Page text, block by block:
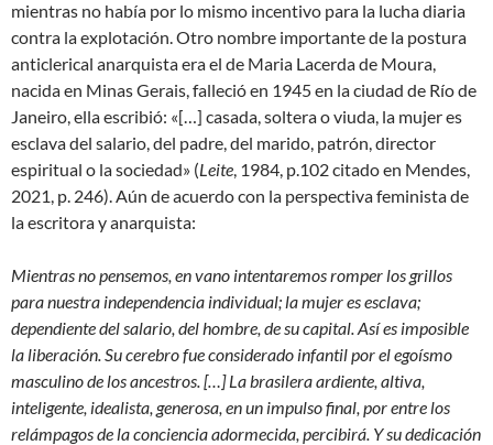
mientras no había por lo mismo incentivo para la lucha diaria
contra la explotación. Otro nombre importante de la postura
anticlerical anarquista era el de Maria Lacerda de Moura,
nacida en Minas Gerais, falleció en 1945 en la ciudad de Río de
Janeiro, ella escribió: «[…] casada, soltera o viuda, la mujer es
esclava del salario, del padre, del marido, patrón, director
espiritual o la sociedad» (Leite, 1984, p.102 citado en Mendes,
2021, p. 246). Aún de acuerdo con la perspectiva feminista de
la escritora y anarquista:
Mientras no pensemos, en vano intentaremos romper los grillos
para nuestra independencia individual; la mujer es esclava;
dependiente del salario, del hombre, de su capital. Así es imposible
la liberación. Su cerebro fue considerado infantil por el egoísmo
masculino de los ancestros. […] La brasilera ardiente, altiva,
inteligente, idealista, generosa, en un impulso final, por entre los
relámpagos de la conciencia adormecida, percibirá. Y su dedicación